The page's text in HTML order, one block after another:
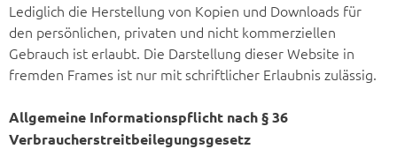
Lediglich die Herstellung von Kopien und Downloads für
den persönlichen, privaten und nicht kommerziellen
Gebrauch ist erlaubt. Die Darstellung dieser Website in
fremden Frames ist nur mit schriftlicher Erlaubnis zulässig.
Allgemeine Informationspflicht nach § 36
Verbraucherstreitbeilegungsgesetz